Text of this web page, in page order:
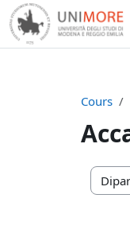
Passer au contenu
Cours